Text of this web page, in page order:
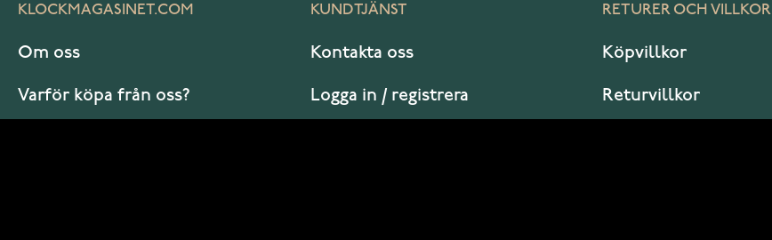
KLOCKMAGASINET.COM
Om oss
Varför köpa från oss?
KUNDTJÄNST
Kontakta oss
Logga in / registrera
RETURER OCH VILLKOR
Köpvillkor
Returvillkor